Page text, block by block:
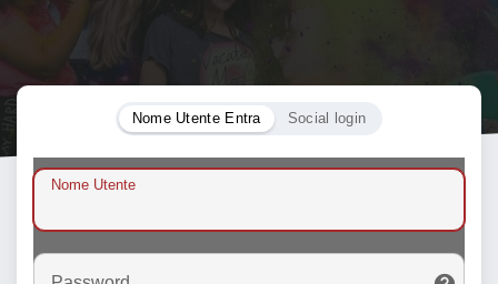
Nome Utente Entra Social login
Nome Utente